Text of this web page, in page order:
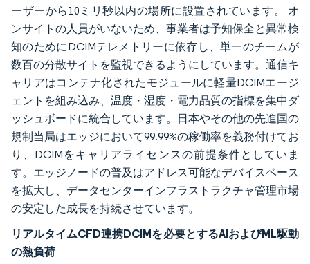
ーザーから10ミリ秒以内の場所に設置されています。
オ
ンサイトの人員がいないため、事業者は予知保全と異常検
知のためにDCIMテレメトリーに依存し、単一のチームが
数百の分散サイトを監視できるようにしています。通信キ
ャリアはコンテナ化されたモジュールに軽量DCIMエージ
ェントを組み込み、温度・湿度・電力品質の指標を集中ダ
ッシュボードに統合しています。日本やその他の先進国の
規制当局はエッジにおいて99.99%の稼働率を義務付けてお
り、DCIMをキャリアライセンスの前提条件としていま
す。エッジノードの普及はアドレス可能なデバイスベース
を拡大し、データセンターインフラストラクチャ管理市場
の安定した成長を持続させています。
リアルタイムCFD連携DCIMを必要とするAIおよびML駆動
の熱負荷